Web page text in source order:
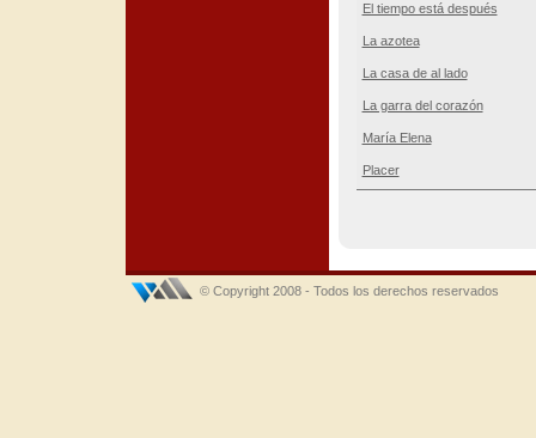
El tiempo está después
La azotea
La casa de al lado
La garra del corazón
María Elena
Placer
© Copyright 2008 - Todos los derechos reservados